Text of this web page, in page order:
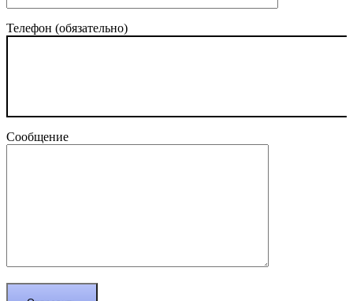
Телефон (обязательно)
Сообщение